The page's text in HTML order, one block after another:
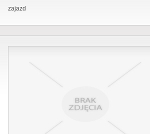
zajazd